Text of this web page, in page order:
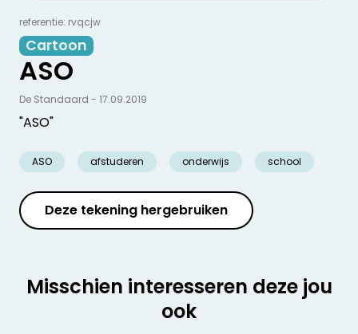
referentie: rvqcjw
Cartoon
ASO
"ASO"
ASO afstuderen onderwijs school
De Standaard - 17.09.2019
Deze tekening hergebruiken
Misschien interesseren deze jou
ook